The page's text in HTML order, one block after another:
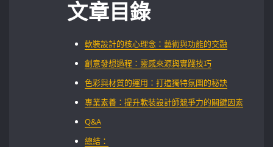
文章目錄
軟裝設計的核心理念：藝術與功能的交融
創意發想過程：靈感來源與實踐技巧
色彩與材質的運用：打造獨特氛圍的秘訣
專業素養：提升軟裝設計師競爭力的關鍵因素
Q&A
總結：